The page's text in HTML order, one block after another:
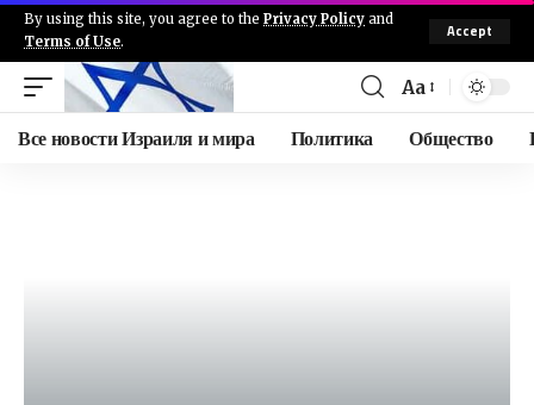
By using this site, you agree to the Privacy Policy and
Terms of Use.
Accept
Aa
Все новости Израиля и мира Политика Общество